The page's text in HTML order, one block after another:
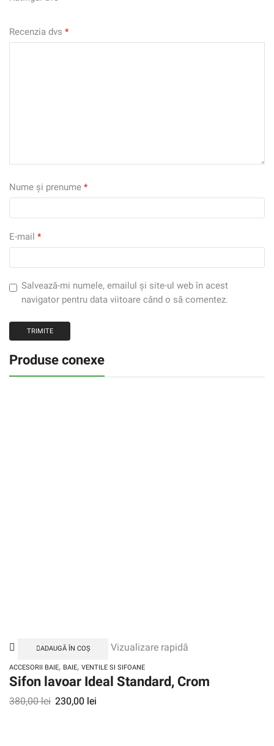
Recenzia dvs *
Nume și prenume *
E-mail *
Salvează-mi numele, emailul și site-ul web în acest
navigator pentru data viitoare când o să comentez.
Produse conexe
ADAUGĂ ÎN COȘ Vizualizare rapidă
ACCESORII BAIE, BAIE, VENTILE SI SIFOANE
Sifon lavoar Ideal Standard, Crom
380,00lei 230,00 lei